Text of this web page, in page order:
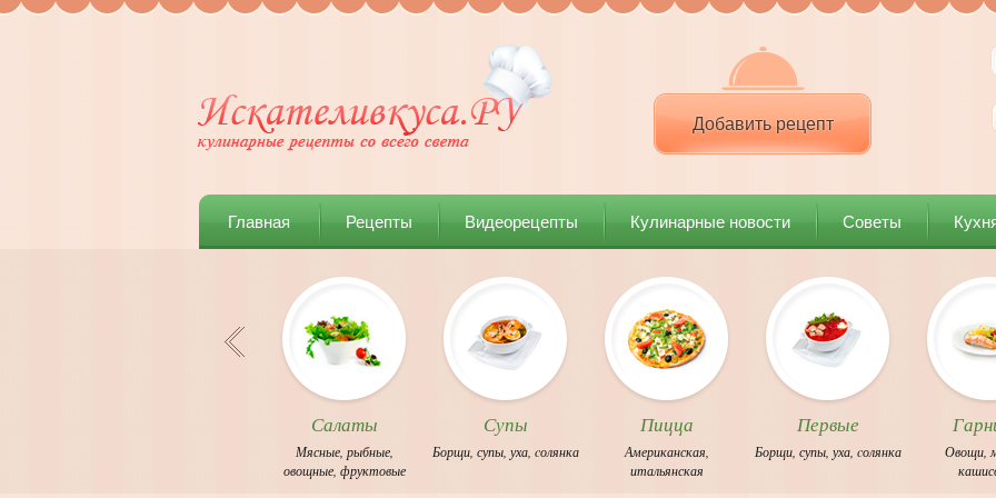
Добавить рецепт
Главная Рецепты Видеорецепты Кулинарные новости Советы
Салаты
Мясные, рыбные,
овощные, фруктовые
Супы
Борщи, супы, уха, cолянка
Пицца
Американская
итальянская
Первые
Борщи, супы, уха, cолянка Овощи,
каши